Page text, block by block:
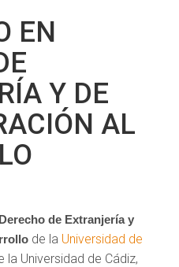
EN
Y DE
AL
de Extranjería y
de la Universidad de
la Universidad de Cádiz,